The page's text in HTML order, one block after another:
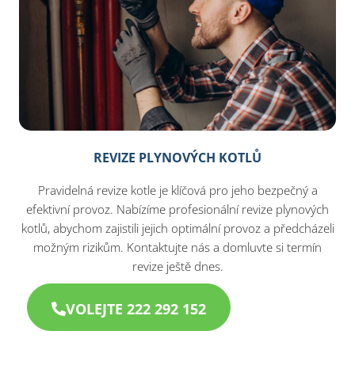
REVIZE PLYNOVÝCH KOTLŮ
Pravidelná revize kotle je klíčová pro jeho bezpečný a
efektivní provoz. Nabízíme profesionální revize plynových
kotlů, abychom zajistili jejich optimální provoz a předcházeli
možným rizikům. Kontaktujte nás a domluvte si termín
revize ještě dnes.
VOLEJTE 222 292 152